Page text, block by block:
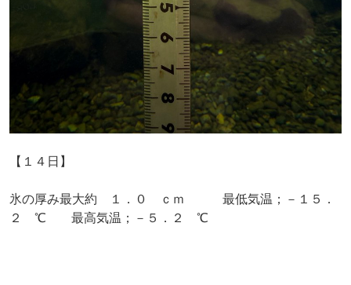
【１４日】
氷の厚み最大約 １．０ ｃｍ 最低気温；－１５．
２ ℃ 最高気温；－５．２ ℃